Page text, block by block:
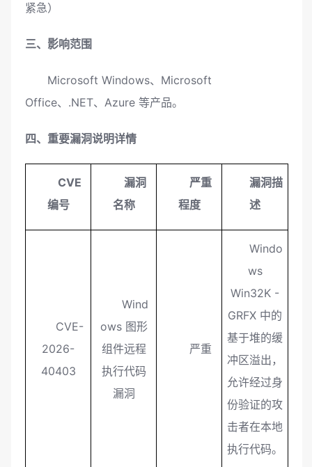
紧急）
三、影响范围
Microsoft Windows、Microsoft
Office、.NET、Azure 等产品。
四、重要漏洞说明详情
CVE
编号
漏洞
名称
严重
程度
漏洞描
述
CVE-
2026-
40403
Wind
ows 图形
组件远程
执行代码
漏洞
严重
Windo
ws
Win32K -
GRFX 中的
基于堆的缓
冲区溢出，
允许经过身
份验证的攻
击者在本地
执行代码。